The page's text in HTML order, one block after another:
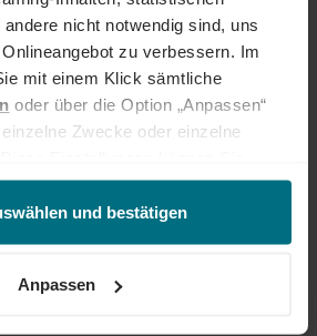
nicht notwendig sind, uns
zu verbessern. Im
mit einem Klick sämtliche
oder über die Option „Anpassen“
Zwecke oder einzelne
Cookie-Hinweisaufrufen
jederzeit anpassen. Weitere
Sie über unseren
und bestätigen
Anpassen
Reck
586 90 330